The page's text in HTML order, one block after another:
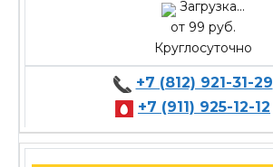
Загрузка...
от 99 руб.
Круглосуточно
+7 (812) 921-31-29
+7 (911) 925-12-12